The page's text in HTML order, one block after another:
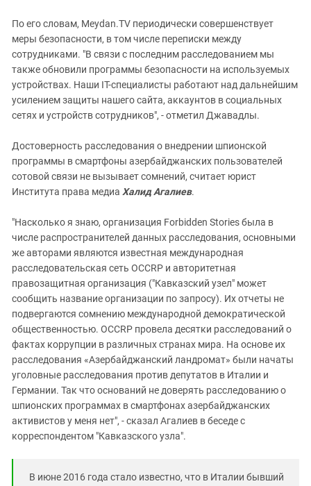
По его словам, Meydan.TV периодически совершенствует
меры безопасности, в том числе переписки между
сотрудниками. "В связи с последним расследованием мы
также обновили программы безопасности на используемых
устройствах. Наши IT-специалисты работают над дальнейшим
усилением защиты нашего сайта, аккаунтов в социальных
сетях и устройств сотрудников", - отметил Джавадлы.
Достоверность расследования о внедрении шпионской
программы в смартфоны азербайджанских пользователей
сотовой связи не вызывает сомнений, считает юрист
Института права медиа Халид Агалиев.
"Насколько я знаю, организация Forbidden Stories была в
числе распространителей данных расследования, основными
же авторами являются известная международная
расследовательская сеть OCCRP и авторитетная
правозащитная организация ("Кавказский узел" может
сообщить название организации по запросу). Их отчеты не
подвергаются сомнению международной демократической
общественностью. OCCRP провела десятки расследований о
фактах коррупции в различных странах мира. На основе их
расследования «Азербайджанский ландромат» были начаты
уголовные расследования против депутатов в Италии и
Германии. Так что оснований не доверять расследованию о
шпионских программах в смартфонах азербайджанских
активистов у меня нет", - сказал Агалиев в беседе с
корреспондентом "Кавказского узла".
В июне 2016 года стало известно, что в Италии бывший